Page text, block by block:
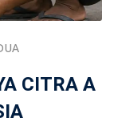
CITRA A